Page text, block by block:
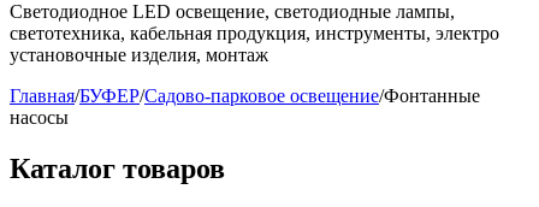
Светодиодное LED освещение, светодиодные лампы,
светотехника, кабельная продукция, инструменты, электро
установочные изделия, монтаж
Главная/БУФЕР/Садово-парковое освещение/Фонтанные
насосы
Каталог товаров